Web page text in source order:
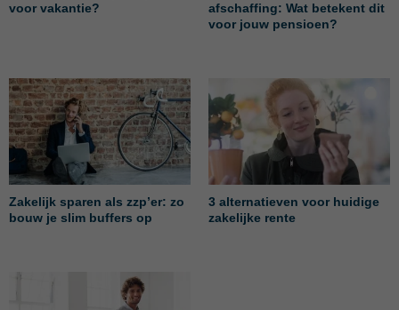
voor vakantie?
afschaffing: Wat betekent dit
voor jouw pensioen?
Zakelijk sparen als zzp’er: zo
bouw je slim buffers op
3 alternatieven voor huidige
zakelijke rente